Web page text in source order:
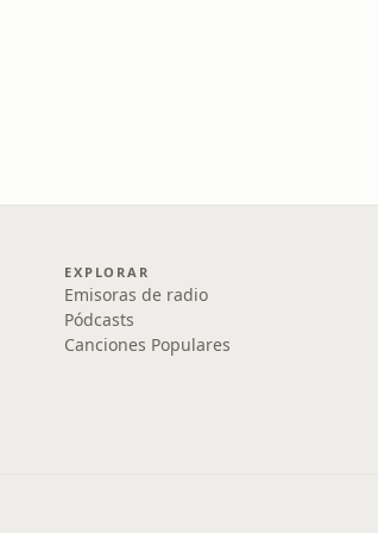
EXPLORAR
Emisoras de radio
Pódcasts
Canciones Populares